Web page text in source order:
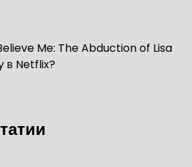
Me: The Abduction of Lisa
в Netflix?